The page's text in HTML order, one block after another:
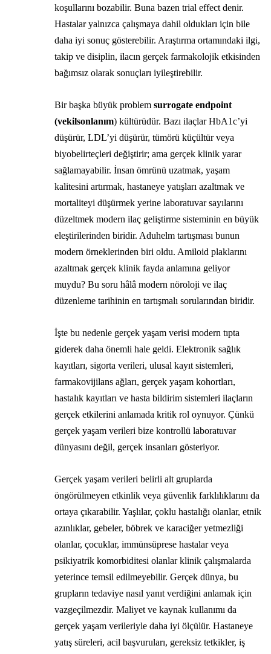
koşullarını bozabilir. Buna bazen trial effect denir.
Hastalar yalnızca çalışmaya dahil oldukları için bile
daha iyi sonuç gösterebilir. Araştırma ortamındaki ilgi,
takip ve disiplin, ilacın gerçek farmakolojik etkisinden
bağımsız olarak sonuçları iyileştirebilir.
Bir başka büyük problem surrogate endpoint
(vekilsonlanım) kültürüdür. Bazı ilaçlar HbA1c’yi
düşürür, LDL’yi düşürür, tümörü küçültür veya
biyobelirteçleri değiştirir; ama gerçek klinik yarar
sağlamayabilir. İnsan ömrünü uzatmak, yaşam
kalitesini artırmak, hastaneye yatışları azaltmak ve
mortaliteyi düşürmek yerine laboratuvar sayılarını
düzeltmek modern ilaç geliştirme sisteminin en büyük
eleştirilerinden biridir. Aduhelm tartışması bunun
modern örneklerinden biri oldu. Amiloid plaklarını
azaltmak gerçek klinik fayda anlamına geliyor
muydu? Bu soru hâlâ modern nöroloji ve ilaç
düzenleme tarihinin en tartışmalı sorularından biridir.
İşte bu nedenle gerçek yaşam verisi modern tıpta
giderek daha önemli hale geldi. Elektronik sağlık
kayıtları, sigorta verileri, ulusal kayıt sistemleri,
farmakovijilans ağları, gerçek yaşam kohortları,
hastalık kayıtları ve hasta bildirim sistemleri ilaçların
gerçek etkilerini anlamada kritik rol oynuyor. Çünkü
gerçek yaşam verileri bize kontrollü laboratuvar
dünyasını değil, gerçek insanları gösteriyor.
Gerçek yaşam verileri belirli alt gruplarda
öngörülmeyen etkinlik veya güvenlik farklılıklarını da
ortaya çıkarabilir. Yaşlılar, çoklu hastalığı olanlar, etnik
azınlıklar, gebeler, böbrek ve karaciğer yetmezliği
olanlar, çocuklar, immünsüprese hastalar veya
psikiyatrik komorbiditesi olanlar klinik çalışmalarda
yeterince temsil edilmeyebilir. Gerçek dünya, bu
grupların tedaviye nasıl yanıt verdiğini anlamak için
vazgeçilmezdir. Maliyet ve kaynak kullanımı da
gerçek yaşam verileriyle daha iyi ölçülür. Hastaneye
yatış süreleri, acil başvuruları, gereksiz tetkikler, iş